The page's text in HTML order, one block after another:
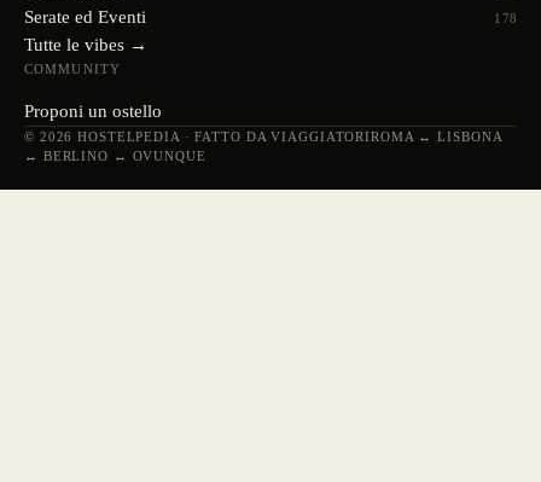
Serate ed Eventi 178
Tutte le vibes →
COMMUNITY
Proponi un ostello
© 2026 HOSTELPEDIA · FATTO DA VIAGGIATORIROMA ↔ LISBONA
↔ BERLINO ↔ OVUNQUE